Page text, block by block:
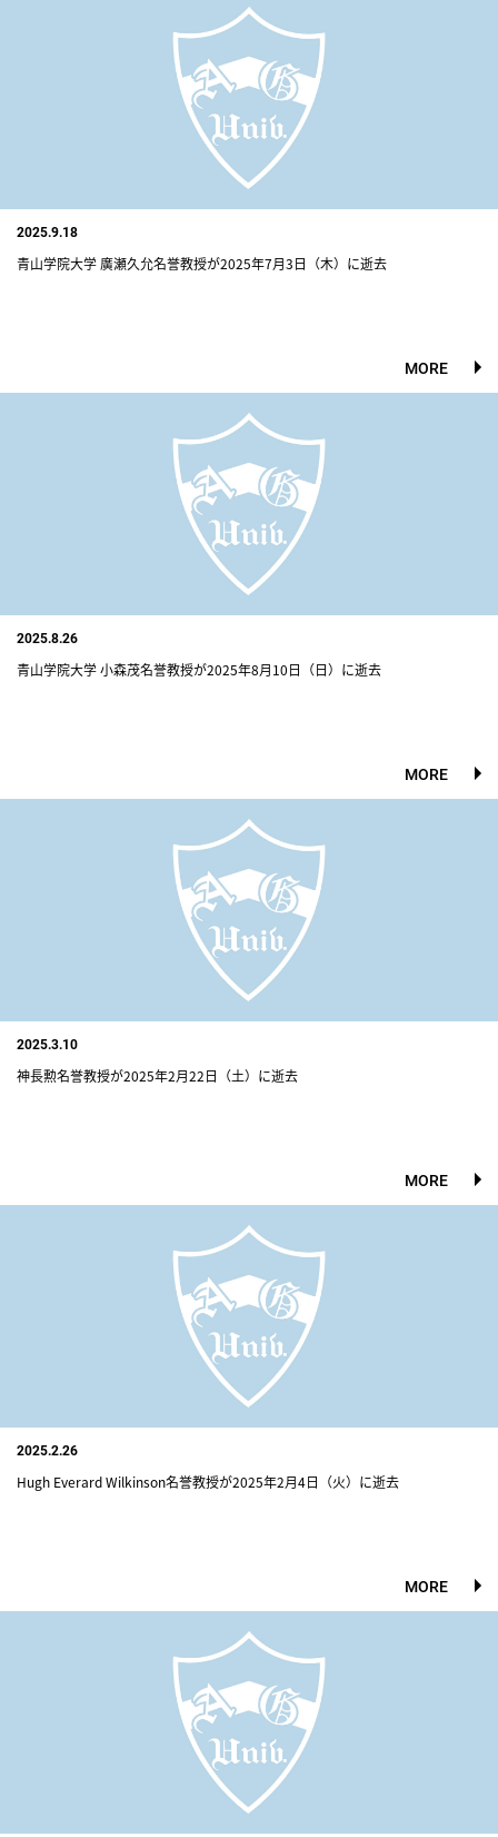
2025.9.18
青山学院大学 廣瀬久允名誉教授が2025年7月3日（木）に逝去
MORE
2025.8.26
青山学院大学 小森茂名誉教授が2025年8月10日（日）に逝去
MORE
2025.3.10
神長勲名誉教授が2025年2月22日（土）に逝去
MORE
2025.2.26
Hugh Everard Wilkinson名誉教授が2025年2月4日（火）に逝去
MORE